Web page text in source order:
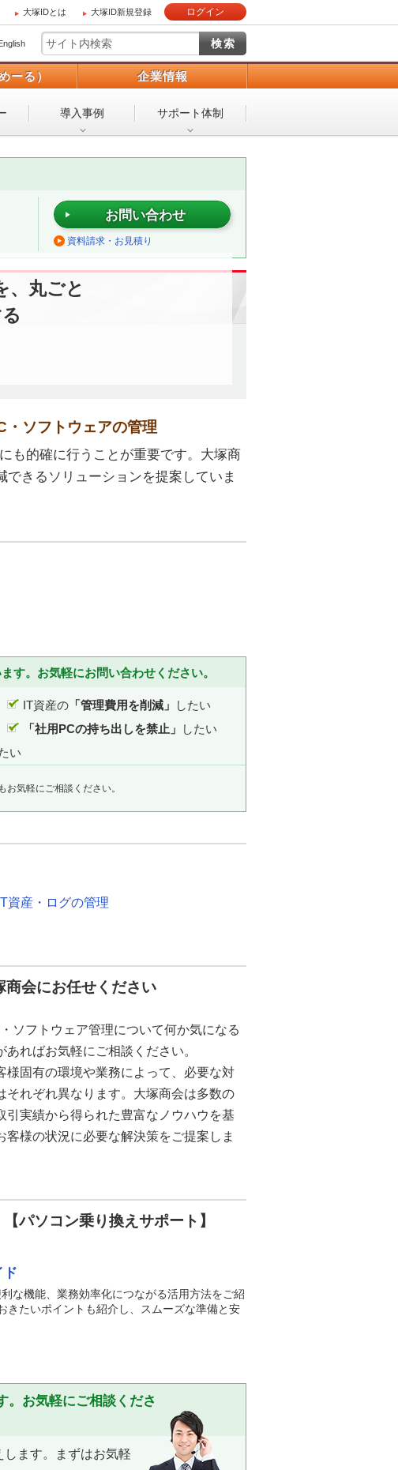
大塚IDとは 大塚ID新規登録 ログイン
ーる） 企業情報
導入事例 サポート体制
お問い合わせ
資料請求・お見積り
、丸ごと
・ソフトウェアの管理
も的確に行うことが重要です。大塚商
きるソリューションを提案していま
す。お気軽にお問い合わせください。
IT資産の 「管理費用を削減」
したい
「社用PCの持ち出しを禁止」
したい
い
お気軽にご相談ください。
IT資産・ログの管理
商会にお任せください
ソフトウェア管理について何か気になる
あればお気軽にご相談ください。
様固有の環境や業務によって、必要な対
それぞれ異なります。大塚商会は多数の
引実績から得られた豊富なノウハウを基
客様の状況に必要な解決策をご提案しま
パソコン乗り換えサポート】
ド
な機能、業務効率化につながる活用方法をご紹
きたいポイントも紹介し、スムーズな準備と安
。お気軽にご相談くださ
ます。まずはお気軽